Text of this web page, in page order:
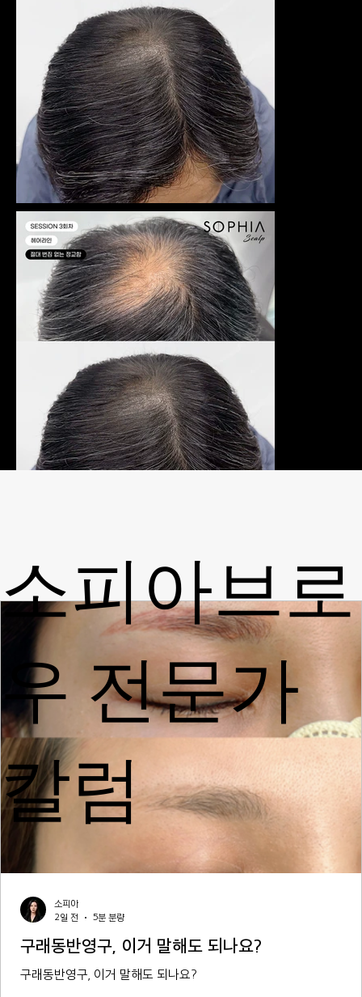
구래동반영구, 이거 말해도 되나요?
구래동반영구, 이거 말해도 되나요?
소피아
2일 전
5분 분량
소피아브로
우 전문가
칼럼